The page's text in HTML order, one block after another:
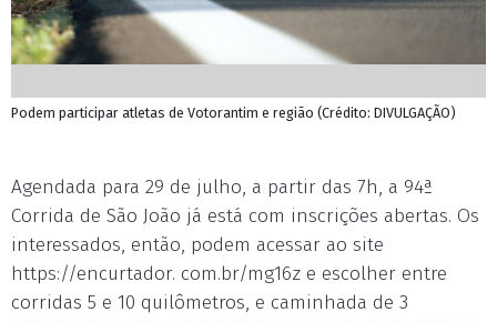
Podem participar atletas de Votorantim e região (Crédito: DIVULGAÇÃO)
Agendada para 29 de julho, a partir das 7h, a 94ª
Corrida de São João já está com inscrições abertas. Os
interessados, então, podem acessar ao site
https://encurtador. com.br/mg16z e escolher entre
corridas 5 e 10 quilômetros, e caminhada de 3